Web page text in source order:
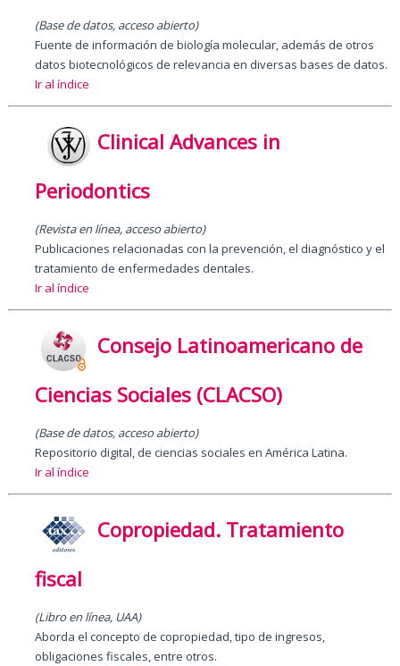
(Base de datos, acceso abierto)
Fuente de información de biología molecular, además de otros
datos biotecnológicos de relevancia en diversas bases de datos.
Ir al índice
Clinical Advances in
Periodontics
(Revista en línea, acceso abierto)
Publicaciones relacionadas con la prevención, el diagnóstico y el
tratamiento de enfermedades dentales.
Ir al índice
Consejo Latinoamericano de
Ciencias Sociales (CLACSO)
(Base de datos, acceso abierto)
Repositorio digital, de ciencias sociales en América Latina.
Ir al índice
Copropiedad. Tratamiento
fiscal
(Libro en línea, UAA)
Aborda el concepto de copropiedad, tipo de ingresos,
obligaciones fiscales, entre otros.